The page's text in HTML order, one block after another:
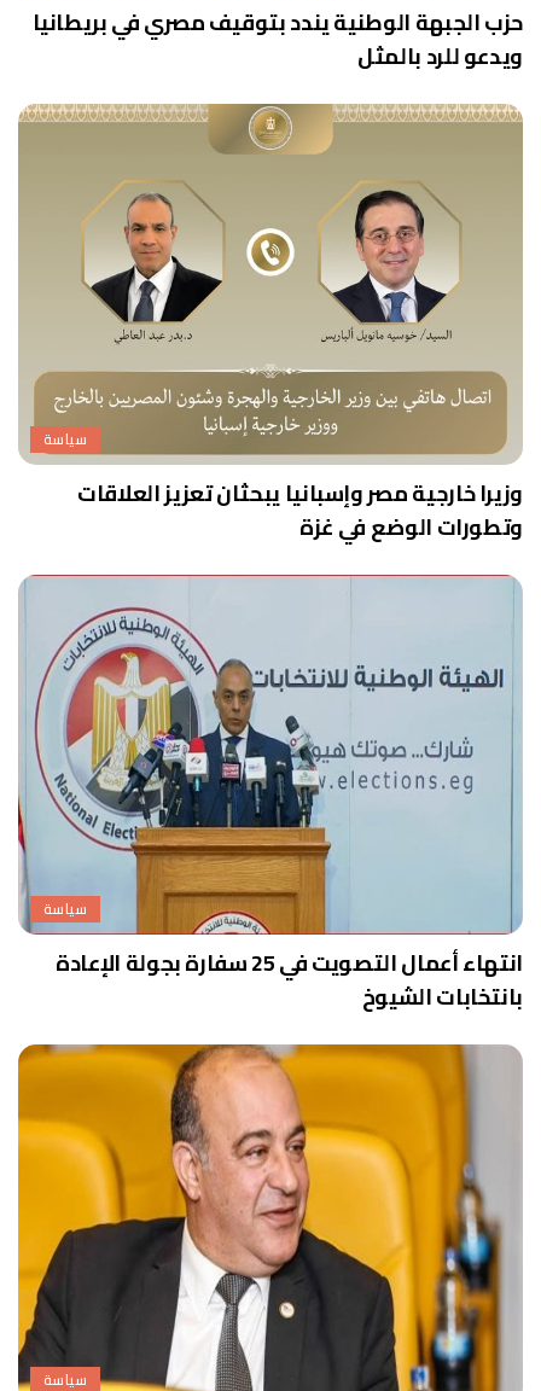
حزب الجبهة الوطنية يندد بتوقيف مصري في بريطانيا
ويدعو للرد بالمثل
سياسة
وزيرا خارجية مصر وإسبانيا يبحثان تعزيز العلاقات
وتطورات الوضع في غزة
سياسة
انتهاء أعمال التصويت في 25 سفارة بجولة الإعادة
بانتخابات الشيوخ
سياسة